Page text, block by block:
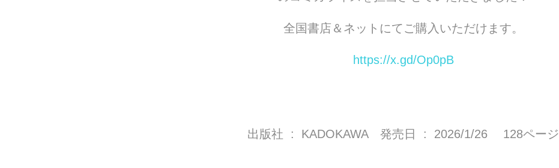
全国書店＆ネットにてご購入いただけます。
https://x.gd/Op0pB
出版社 ‏ : ‎ KADOKAWA 発売日 ‏ : ‎ 2026/1/26 128ページ